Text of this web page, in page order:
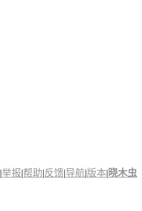
|举报|帮助|反馈|导航|版本| 晓木虫